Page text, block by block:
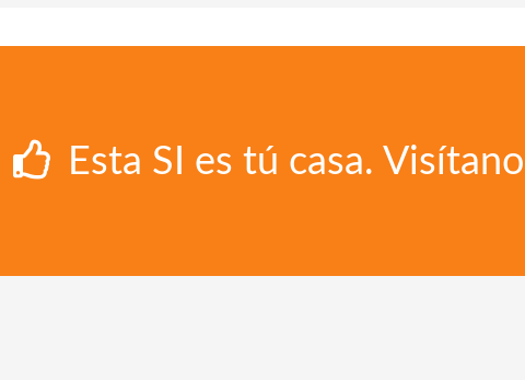
Esta SI es tú casa.